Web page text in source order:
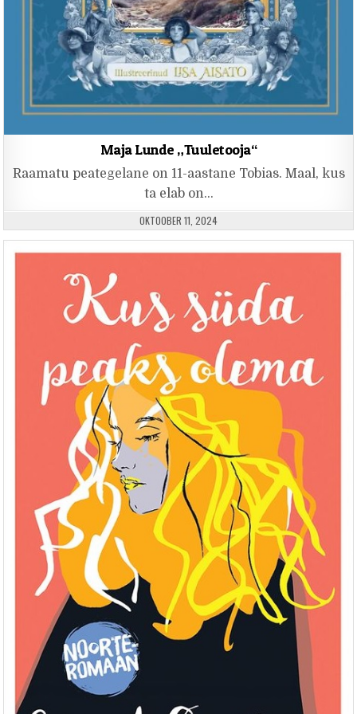
Maja Lunde „Tuuletooja“
Raamatu peategelane on 11-aastane Tobias. Maal, kus
ta elab on…
PUBLISHED DATE:
OKTOOBER 11, 2024